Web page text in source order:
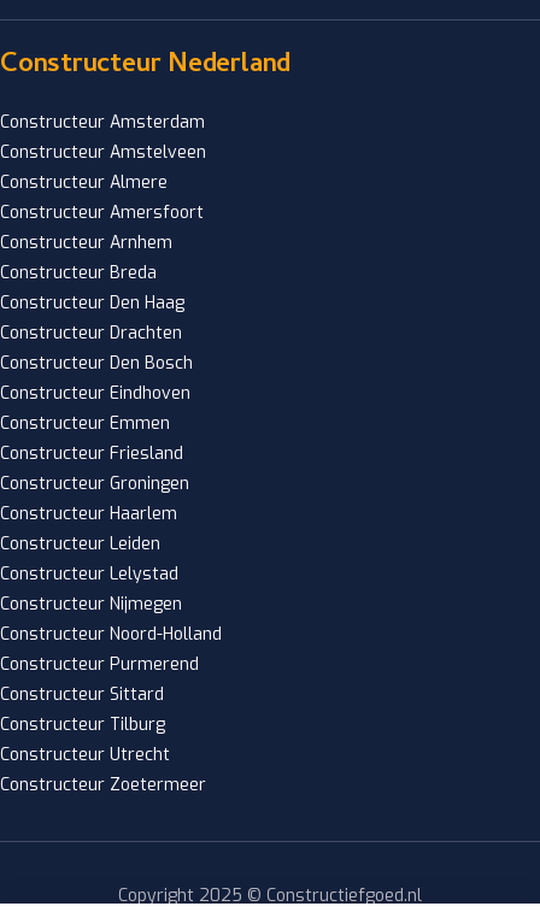
Constructeur Nederland
Constructeur Amsterdam
Constructeur Amstelveen
Constructeur Almere
Constructeur Amersfoort
Constructeur Arnhem
Constructeur Breda
Constructeur Den Haag
Constructeur Drachten
Constructeur Den Bosch
Constructeur Eindhoven
Constructeur Emmen
Constructeur Friesland
Constructeur Groningen
Constructeur Haarlem
Constructeur Leiden
Constructeur Lelystad
Constructeur Nijmegen
Constructeur Noord-Holland
Constructeur Purmerend
Constructeur Sittard
Constructeur Tilburg
Constructeur Utrecht
Constructeur Zoetermeer
Copyright 2025 © Constructiefgoed.nl